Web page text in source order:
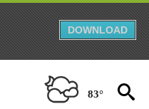
DOWNLOAD
83°